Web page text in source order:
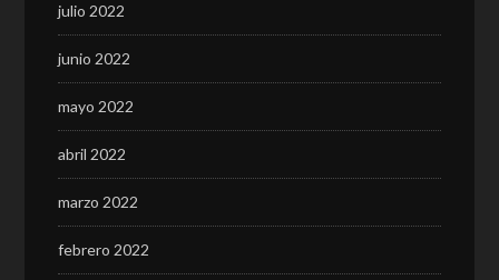
julio 2022
junio 2022
mayo 2022
abril 2022
marzo 2022
febrero 2022